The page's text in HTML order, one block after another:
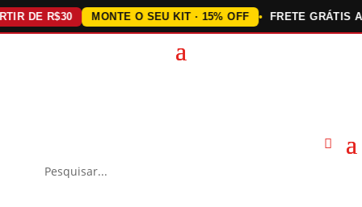
R$30 MONTE O SEU KIT · 15% OFF FRETE GRÁTIS